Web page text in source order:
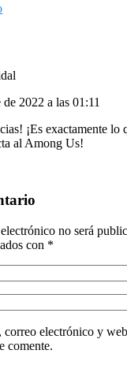
2022 a las 01:11
¡Es exactamente lo
al Among Us!
no será
con *
electrónico y
comente.